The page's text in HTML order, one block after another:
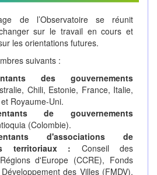
de l’Observatoire se réunit
sur le travail en cours et
les orientations futures.
suivants :
des gouvernements
Chili, Estonie, France, Italie,
Royaume-Uni.
de gouvernements
(Colombie).
d'associations de
territoriaux : Conseil des
d'Europe (CCRE), Fonds
des Villes (FMDV),